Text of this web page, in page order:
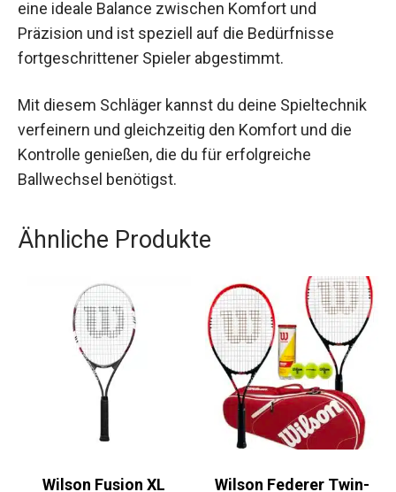
eine ideale Balance zwischen Komfort und
Präzision und ist speziell auf die Bedürfnisse
fortgeschrittener Spieler abgestimmt.
Mit diesem Schläger kannst du deine
Spieltechnik verfeinern und gleichzeitig den
Komfort und die Kontrolle genießen, die du für
erfolgreiche Ballwechsel benötigst.
Ähnliche Produkte
Wilson Fusion XL
Wilson Federer Twin-